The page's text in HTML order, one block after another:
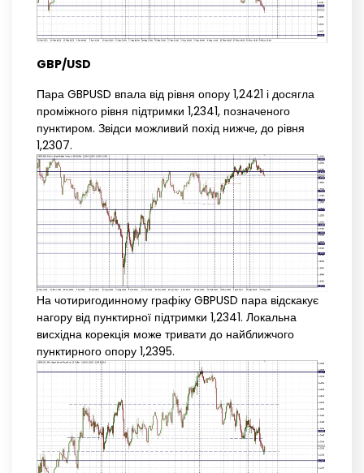
GBP/USD
Пара GBPUSD впала від рівня опору 1,2421 і досягла
проміжного рівня підтримки 1,2341, позначеного
пунктиром. Звідси можливий похід нижче, до рівня
1,2307.
На чотиригодинному графіку GBPUSD пара відскакує
нагору від пунктирної підтримки 1,2341. Локальна
висхідна корекція може тривати до найближчого
пунктирного опору 1,2395.